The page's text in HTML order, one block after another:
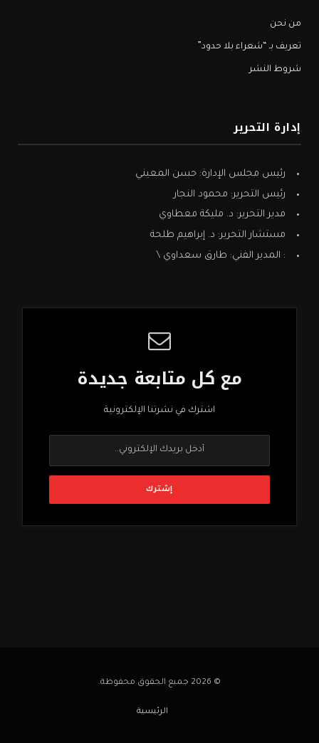
من نحن
تعريف بـ “شعراء بلا حدود”
شروط النشر
إدارة التحرير
رئيس مجلس الإدارة: حسن المعيني
رئيس التحرير: محمود النجار
مدير التحرير: د. مليكة معطاوي
مستشار التحرير: د. إبراهيم طلحة
: المدير الفني: طارق سعداوي \
مع كل متابعة جديدة
اشترك في نشرتنا الإلكترونية
© 2026 جميع الحقوق محفوظة.
الرئيسية